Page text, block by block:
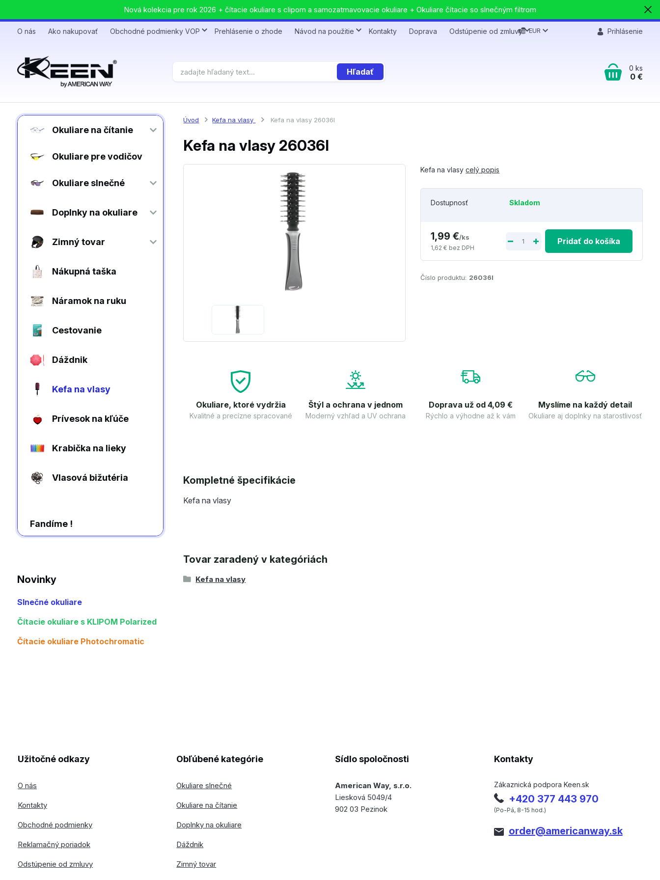
Nová kolekcia pre rok 2026 + čítacie okuliare s clipom a samozatmavovacie okuliare + Okuliare čítacie so slnečným filtrom
O nás Ako nakupovať Obchodné podmienky VOP Prehlásenie o zhode Návod na použitie Kontakty Doprava Odstúpenie od zmluvy EUR Prihlásenie
Hľadať 0 ks
0 €
Okuliare na čítanie
Okuliare pre vodičov
Okuliare slnečné
Doplnky na okuliare
Zimný tovar
Nákupná taška
Náramok na ruku
Cestovanie
Dáždnik
Kefa na vlasy
Prívesok na kľúče
Krabička na lieky
Vlasová bižutéria
Fandíme !
Novinky
Slnečné okuliare
Čítacie okuliare s KLIPOM Polarized
Čítacie okuliare Photochromatic
Úvod Kefa na vlasy Kefa na vlasy 26036I
Kefa na vlasy 26036I
Kefa na vlasycelý popis
Dostupnosť Skladom
1,99 €/ks
1,62 € bez DPH
Pridať do košíka
Číslo produktu: 26036I
Okuliare, ktoré vydržia
Kvalitné a precízne spracované
Štýl a ochrana v jednom
Moderný vzhľad a UV ochrana
Doprava už od 4,09 €
Rýchlo a výhodne až k vám
Myslíme na každý detail
Okuliare aj doplnky na starostlivosť
Kompletné špecifikácie
Kefa na vlasy
Tovar zaradený v kategóriách
Kefa na vlasy
Užitočné odkazy
O nás
Kontakty
Obchodné podmienky
Reklamačný poriadok
Odstúpenie od zmluvy
Obľúbené kategórie
Okuliare slnečné
Okuliare na čítanie
Doplnky na okuliare
Dáždnik
Zimný tovar
Sídlo spoločnosti
American Way, s.r.o.
Liesková 5049/4
902 03 Pezinok
Kontakty
Zákaznická podpora Keen.sk
+420 377 443 970
(Po-Pá, 8-15 hod.)
order@americanway.sk